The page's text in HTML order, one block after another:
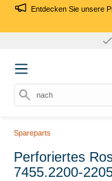
Entdecken Sie unsere
nach P
Spareparts
Perforiertes
7455.2200-